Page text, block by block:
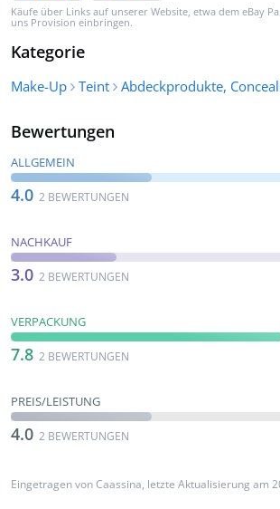
Käufe über Links auf unserer Website, etwa dem eBay
uns Provision einbringen.
Kategorie
Make-Up Teint Abdeckprodukte,
Bewertungen
ALLGEMEIN
4.0 2 BEWERTUNGEN
NACHKAUF
3.0 2 BEWERTUNGEN
VERPACKUNG
7.8 2 BEWERTUNGEN
PREIS/LEISTUNG
4.0 2 BEWERTUNGEN
Eingetragen vonCaassina, letzte Aktualisierung am